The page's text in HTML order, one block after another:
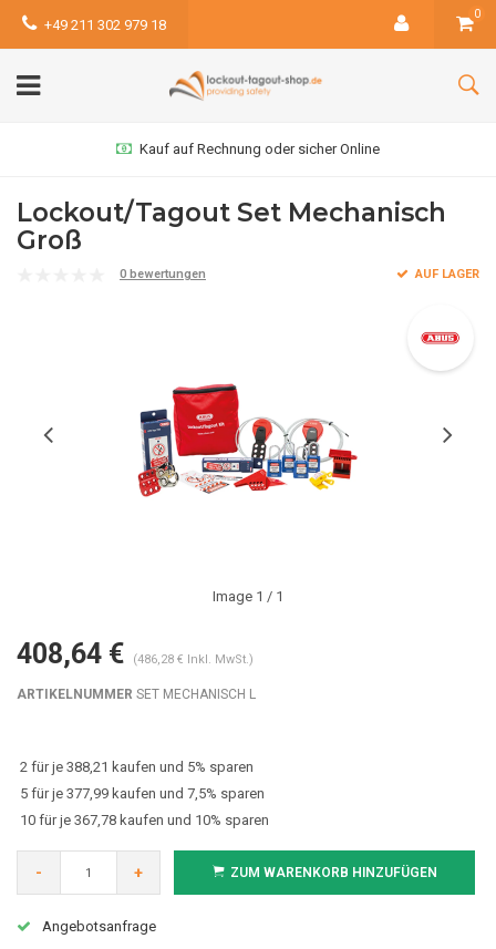
+49 211 302 979 18
0
Kauf auf Rechnung oder sicher Online
Lockout/Tagout Set Mechanisch
Groß
0 bewertungen AUF LAGER
Image 1 / 1
408,64 € (486,28 € Inkl. MwSt.)
ARTIKELNUMMER SET MECHANISCH L
2 für je 388,21 kaufen und 5% sparen
5 für je 377,99 kaufen und 7,5% sparen
10 für je 367,78 kaufen und 10% sparen
- + ZUM WARENKORB HINZUFÜGEN
Angebotsanfrage